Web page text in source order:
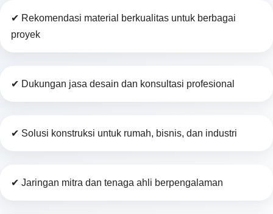
✔ Rekomendasi material berkualitas untuk berbagai
proyek
✔ Dukungan jasa desain dan konsultasi profesional
✔ Solusi konstruksi untuk rumah, bisnis, dan industri
✔ Jaringan mitra dan tenaga ahli berpengalaman